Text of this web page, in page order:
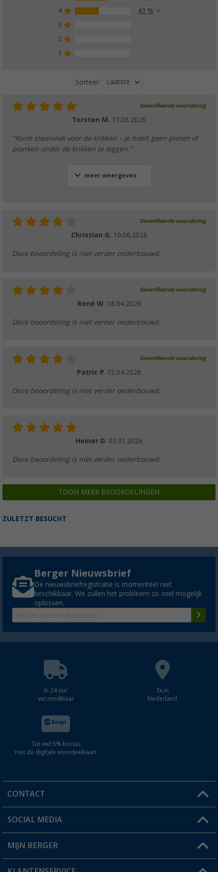
(Over100)
vanaf€ 6,99 Adviesprijs€ 8,99
4
43 %
3
2
1
Sorteer: Laatste
Geverifieerde waardering
Torsten M. 15.06.2026
"Ruim steunvlak voor de krikken – je hoeft geen platen of
planken onder de krikken te leggen."
meer weergeven
Geverifieerde waardering
Christian G. 10.06.2026
Deze beoordeling is niet verder onderbouwd.
Geverifieerde waardering
René W. 18.04.2026
Deze beoordeling is niet verder onderbouwd.
Geverifieerde waardering
Patric P. 15.04.2026
Deze beoordeling is niet verder onderbouwd.
Heiner D. 03.01.2026
Deze beoordeling is niet verder onderbouwd.
TOON MEER BEOORDELINGEN
ZULETZT BESUCHT
Berger Nieuwsbrief
De nieuwsbriefregistratie is momenteel niet
beschikbaar. We zullen het probleem zo snel mogelijk
oplossen.
In 24 uur
verzendklaar
3x in
Nederland
Tot wel 5% bonus
met de digitale voordeelkaart
CONTACT
Een vraag?
Winkel vinden
SOCIAL MEDIA
MIJN BERGER